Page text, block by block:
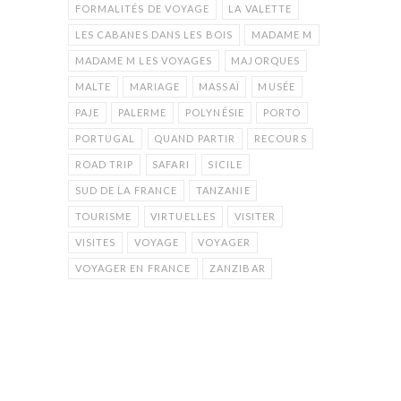
FORMALITÉS DE VOYAGE LA VALETTE
LES CABANES DANS LES BOIS MADAME M
MADAME M LES VOYAGES MAJORQUES
MALTE MARIAGE MASSAÏ MUSÉE
PAJE PALERME POLYNÉSIE PORTO
PORTUGAL QUAND PARTIR RECOURS
ROAD TRIP SAFARI SICILE
SUD DE LA FRANCE TANZANIE
TOURISME VIRTUELLES VISITER
VISITES VOYAGE VOYAGER
VOYAGER EN FRANCE ZANZIBAR